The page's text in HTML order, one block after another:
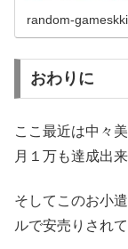
random-
おわりに
ここ最近は中々
月１万も達成出
そしてこのお小
ルで安売りされ